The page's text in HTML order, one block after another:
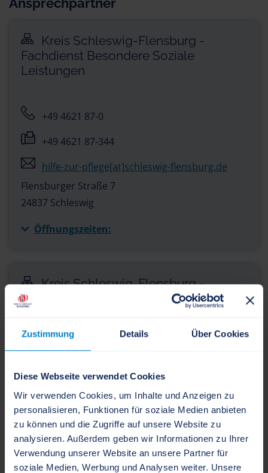
Zustimmung Details Über Cookies
Diese Webseite verwendet Cookies
Wir verwenden Cookies, um Inhalte und Anzeigen zu
personalisieren, Funktionen für soziale Medien anbieten
zu können und die Zugriffe auf unsere Website zu
analysieren. Außerdem geben wir Informationen zu Ihrer
Verwendung unserer Website an unsere Partner für
soziale Medien, Werbung und Analysen weiter. Unsere
Ansprechpartner
Kreis Schleswig-Flensburg -
Fachdienst Besondere Soziale
Leistungen
+49 4621 87-0
+49 4621 87-344
hilfe-zur-pflege[at]schleswig-flensburg.de
Flensburger Straße 7
24837 Schleswig
Öffnungszeiten:
Kreis Schleswig-Flensburg -
Sachgebiet Eingliederungshilfe
eingliederungshilfe[at]schleswig-flensburg.de
www.schleswig-flensburg.de/